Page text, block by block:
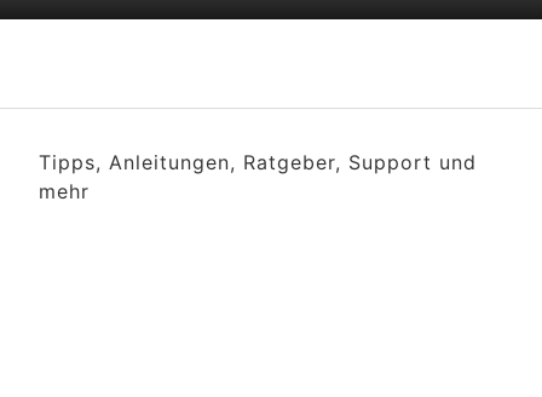
Tipps, Anleitungen, Ratgeber, Support und
mehr